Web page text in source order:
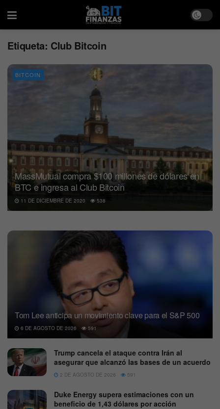
Etiqueta: Club Bitcoin
BITCOIN
MassMutual compra $100 millones de dólares en
BTC e ingresa al Club Bitcoin
11 DE DICIEMBRE DE 2020 538
Tom Lee anticipa un movimiento clave para el S&P 500
6 DE AGOSTO DE 2026 591
Trump cancela el ataque contra Irán al
asegurar que alcanzó las bases de un acuerdo
2 DE AGOSTO DE 2026 591
Duke Energy supera estimaciones con un
beneficio de 1,43 dólares por acción